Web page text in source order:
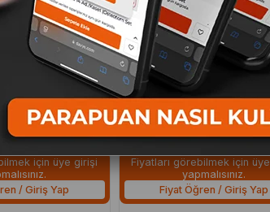
Ward fig-1 2 5mm
Tercihi
için üye girişi
/ Giriş Yap
TÜKENDI
Queen Z Dolgu Bıçağı-Kazıyıcı-
Hekimlerin Tercihi
Fiyatları görebilmek için
yapmalısınız.
Fiyat Öğren / Giriş Yap